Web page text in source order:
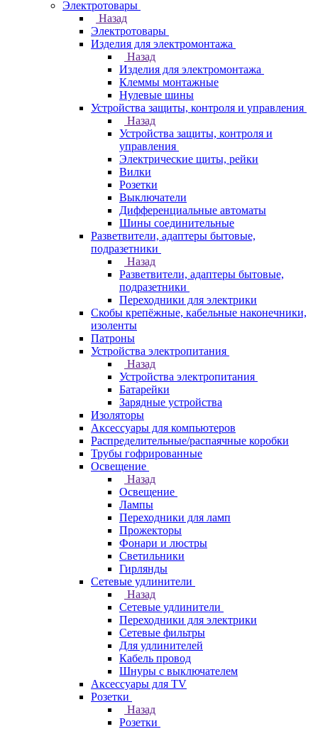
Электротовары
Назад
Электротовары
Изделия для электромонтажа
Назад
Изделия для электромонтажа
Клеммы монтажные
Нулевые шины
Устройства защиты, контроля и управления
Назад
Устройства защиты, контроля и
управления
Электрические щиты, рейки
Вилки
Розетки
Выключатели
Дифференциальные автоматы
Шины соединительные
Разветвители, адаптеры бытовые,
подразетники
Назад
Разветвители, адаптеры бытовые,
подразетники
Переходники для электрики
Скобы крепёжные, кабельные наконечники,
изоленты
Патроны
Устройства электропитания
Назад
Устройства электропитания
Батарейки
Зарядные устройства
Изоляторы
Аксессуары для компьютеров
Распределительные/распаячные коробки
Трубы гофрированные
Освещение
Назад
Освещение
Лампы
Переходники для ламп
Прожекторы
Фонари и люстры
Светильники
Гирлянды
Сетевые удлинители
Назад
Сетевые удлинители
Переходники для электрики
Сетевые фильтры
Для удлинителей
Кабель провод
Шнуры с выключателем
Аксессуары для TV
Розетки
Назад
Розетки